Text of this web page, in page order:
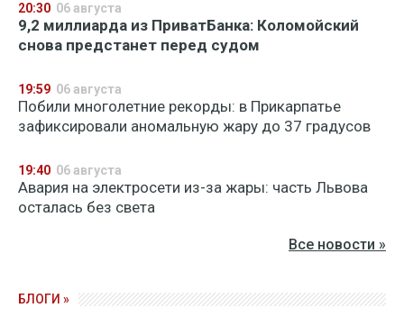
20:30 06 августа
9,2 миллиарда из ПриватБанка: Коломойский
снова предстанет перед судом
19:59 06 августа
Побили многолетние рекорды: в Прикарпатье
зафиксировали аномальную жару до 37 градусов
19:40 06 августа
Авария на электросети из-за жары: часть Львова
осталась без света
Все новости »
БЛОГИ »